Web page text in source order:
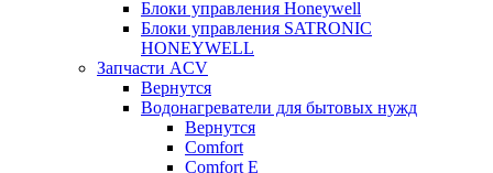
Блоки управления Honeywell
Блоки управления SATRONIC
HONEYWELL
Запчасти ACV
Вернутся
Водонагреватели для бытовых нужд
Вернутся
Comfort
Comfort E